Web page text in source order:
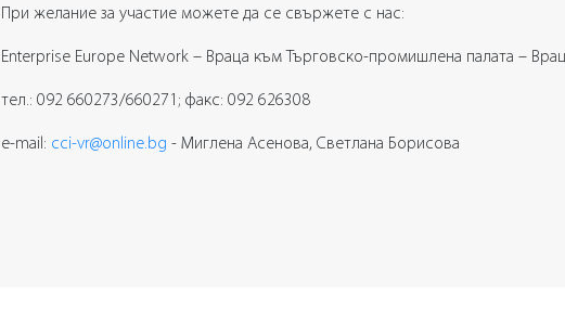
При желание за участие можете да се свържете с нас:
Enterprise Europe Network – Враца към Търговско-промишлена палата –
тел.: 092 660273/660271; факс: 092 626308
e-mail: cci-vr@online.bg - Миглена Асенова, Светлана Борисова